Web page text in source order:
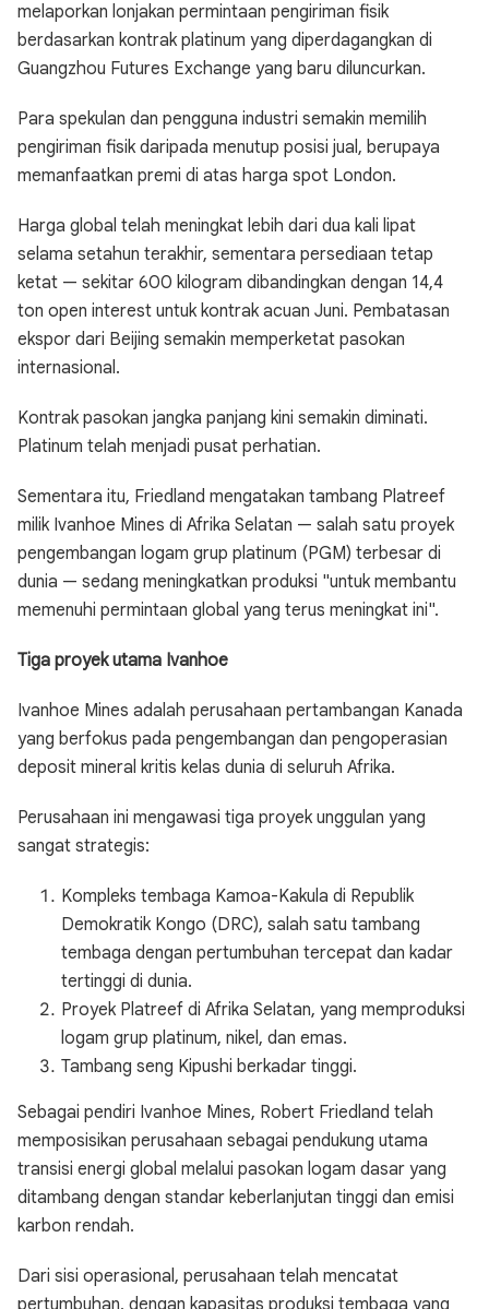
melaporkan lonjakan permintaan pengiriman fisik
berdasarkan kontrak platinum yang diperdagangkan di
Guangzhou Futures Exchange yang baru diluncurkan.
Para spekulan dan pengguna industri semakin memilih
pengiriman fisik daripada menutup posisi jual, berupaya
memanfaatkan premi di atas harga spot London.
Harga global telah meningkat lebih dari dua kali lipat
selama setahun terakhir, sementara persediaan tetap
ketat — sekitar 600 kilogram dibandingkan dengan 14,4
ton open interest untuk kontrak acuan Juni. Pembatasan
ekspor dari Beijing semakin memperketat pasokan
internasional.
Kontrak pasokan jangka panjang kini semakin diminati.
Platinum telah menjadi pusat perhatian.
Sementara itu, Friedland mengatakan tambang Platreef
milik Ivanhoe Mines di Afrika Selatan — salah satu proyek
pengembangan logam grup platinum (PGM) terbesar di
dunia — sedang meningkatkan produksi "untuk membantu
memenuhi permintaan global yang terus meningkat ini".
Tiga proyek utama Ivanhoe
Ivanhoe Mines adalah perusahaan pertambangan Kanada
yang berfokus pada pengembangan dan pengoperasian
deposit mineral kritis kelas dunia di seluruh Afrika.
Perusahaan ini mengawasi tiga proyek unggulan yang
sangat strategis:
Kompleks tembaga Kamoa-Kakula di Republik
Demokratik Kongo (DRC), salah satu tambang
tembaga dengan pertumbuhan tercepat dan kadar
tertinggi di dunia.
Proyek Platreef di Afrika Selatan, yang memproduksi
logam grup platinum, nikel, dan emas.
Tambang seng Kipushi berkadar tinggi.
Sebagai pendiri Ivanhoe Mines, Robert Friedland telah
memposisikan perusahaan sebagai pendukung utama
transisi energi global melalui pasokan logam dasar yang
ditambang dengan standar keberlanjutan tinggi dan emisi
karbon rendah.
Dari sisi operasional, perusahaan telah mencatat
pertumbuhan, dengan kapasitas produksi tembaga yang